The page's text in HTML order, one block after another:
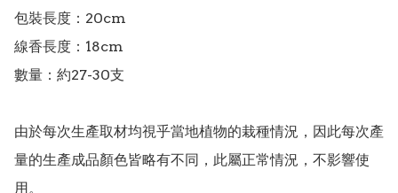
包裝長度：20cm
線香長度：18cm
數量：約27-30支
由於每次生產取材均視乎當地植物的栽種情況，因此每次產
量的生產成品顏色皆略有不同，此屬正常情況，不影響使